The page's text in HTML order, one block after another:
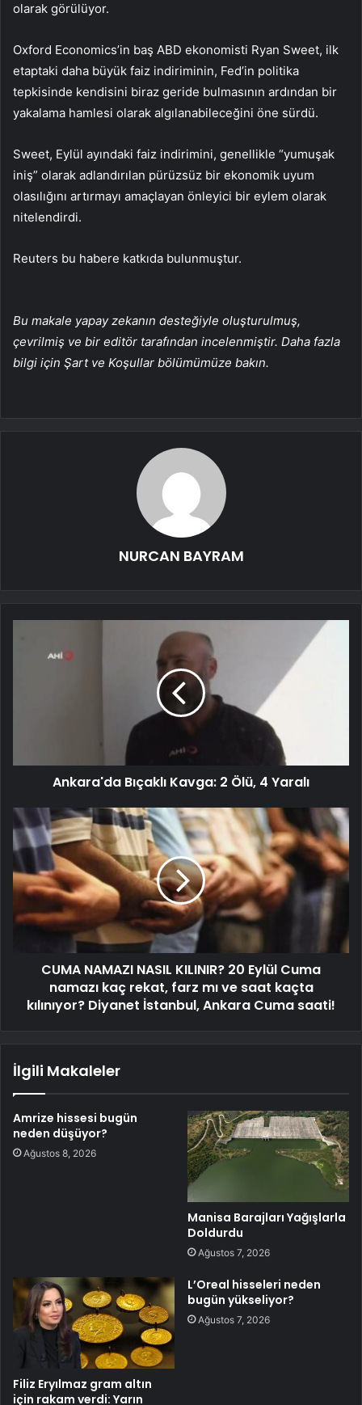
olarak görülüyor.
Oxford Economics’in baş ABD ekonomisti Ryan Sweet, ilk
etaptaki daha büyük faiz indiriminin, Fed’in politika
tepkisinde kendisini biraz geride bulmasının ardından bir
yakalama hamlesi olarak algılanabileceğini öne sürdü.
Sweet, Eylül ayındaki faiz indirimini, genellikle “yumuşak
iniş” olarak adlandırılan pürüzsüz bir ekonomik uyum
olasılığını artırmayı amaçlayan önleyici bir eylem olarak
nitelendirdi.
Reuters bu habere katkıda bulunmuştur.
Bu makale yapay zekanın desteğiyle oluşturulmuş,
çevrilmiş ve bir editör tarafından incelenmiştir. Daha fazla
bilgi için Şart ve Koşullar bölümümüze bakın.
NURCAN BAYRAM
Ankara'da Bıçaklı Kavga: 2 Ölü, 4 Yaralı
CUMA NAMAZI NASIL KILINIR? 20 Eylül Cuma
namazı kaç rekat, farz mı ve saat kaçta
kılınıyor? Diyanet İstanbul, Ankara Cuma saati!
İlgili Makaleler
Amrize hissesi bugün
neden düşüyor?
Ağustos 8, 2026
Manisa Barajları Yağışlarla
Doldurdu
Ağustos 7, 2026
Filiz Eryılmaz gram altın
için rakam verdi: Yarın
L’Oreal hisseleri neden
bugün yükseliyor?
Ağustos 7, 2026